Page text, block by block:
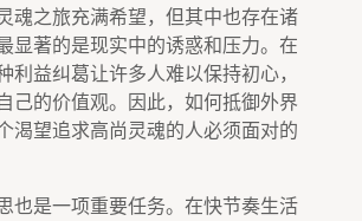
魂之旅充满希望，但其中也存在诸
显著的是现实中的诱惑和压力。在
利益纠葛让许多人难以保持初心，
己的价值观。因此，如何抵御外界
渴望追求高尚灵魂的人必须面对的
也是一项重要任务。在快节奏生活